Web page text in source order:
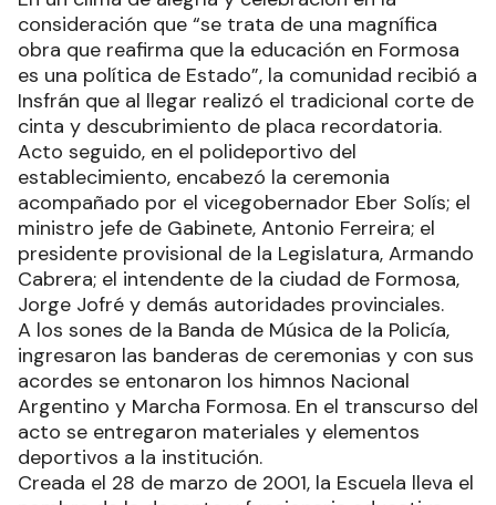
consideración que “se trata de una magnífica
obra que reafirma que la educación en Formosa
es una política de Estado”, la comunidad recibió a
Insfrán que al llegar realizó el tradicional corte de
cinta y descubrimiento de placa recordatoria.
Acto seguido, en el polideportivo del
establecimiento, encabezó la ceremonia
acompañado por el vicegobernador Eber Solís; el
ministro jefe de Gabinete, Antonio Ferreira; el
presidente provisional de la Legislatura, Armando
Cabrera; el intendente de la ciudad de Formosa,
Jorge Jofré y demás autoridades provinciales.
A los sones de la Banda de Música de la Policía,
ingresaron las banderas de ceremonias y con sus
acordes se entonaron los himnos Nacional
Argentino y Marcha Formosa. En el transcurso del
acto se entregaron materiales y elementos
deportivos a la institución.
Creada el 28 de marzo de 2001, la Escuela lleva el